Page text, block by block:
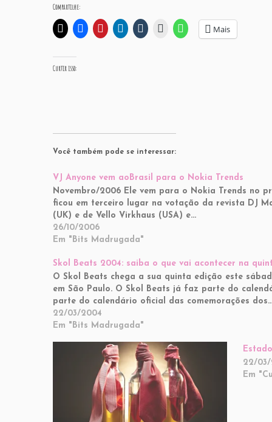
Compartilhe:
Mais
Curtir isso:
Você também pode se interessar:
VJ Anyone vem aoBrasil para o Nokia Trends
Novembro/2006 Ele vem para o Nokia Trends no
ficou em terceiro lugar na votação da revista DJ
(UK) e de Vello Virkhaus (USA) e…
26/10/2006
Em "Bits Madrugada"
Skol Beats 2004: saiba o que vai acontecer na
O Skol Beats chega a sua quinta edição este
em São Paulo. O Skol Beats já faz parte do
parte do calendário oficial das comemorações
22/03/2004
Em "Bits Madrugada"
22/03/
Em